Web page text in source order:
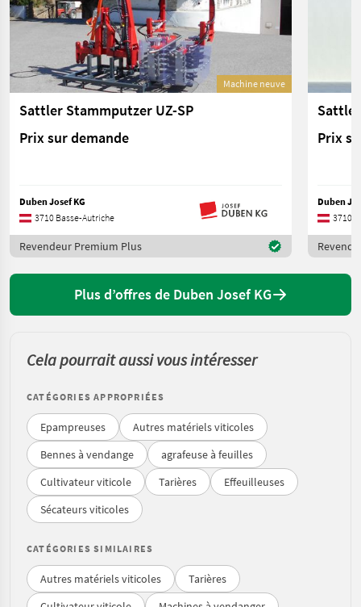
Machine neuve
Sattler Stammputzer UZ-SP
Prix sur demande
Duben Josef KG
3710 Basse-Autriche
Revendeur Premium Plus
Prix
Duben
3710
Plus d’offres de Duben Josef KG
Cela pourrait aussi vous intéresser
CATÉGORIES APPROPRIÉES
Epampreuses
Autres matériels viticoles
Bennes à vendange
agrafeuse à feuilles
Cultivateur viticole
Tarières
Effeuilleuses
Sécateurs viticoles
CATÉGORIES SIMILAIRES
Autres matériels viticoles
Tarières